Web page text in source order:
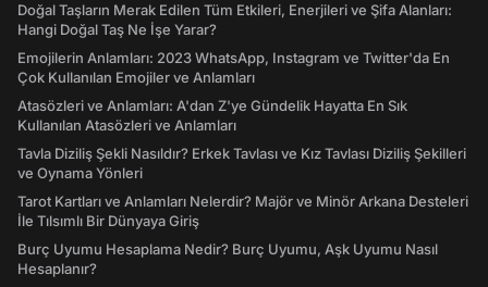
Doğal Taşların Merak Edilen Tüm Etkileri, Enerjileri ve Şifa Alanları:
Hangi Doğal Taş Ne İşe Yarar?
Emojilerin Anlamları: 2023 WhatsApp, Instagram ve Twitter'da En
Çok Kullanılan Emojiler ve Anlamları
Atasözleri ve Anlamları: A'dan Z'ye Gündelik Hayatta En Sık
Kullanılan Atasözleri ve Anlamları
Tavla Diziliş Şekli Nasıldır? Erkek Tavlası ve Kız Tavlası Diziliş Şekilleri
ve Oynama Yönleri
Tarot Kartları ve Anlamları Nelerdir? Majör ve Minör Arkana Desteleri
İle Tılsımlı Bir Dünyaya Giriş
Burç Uyumu Hesaplama Nedir? Burç Uyumu, Aşk Uyumu Nasıl
Hesaplanır?